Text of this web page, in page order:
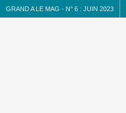
GRAND A LE MAG - N° 6 : JUIN 2023